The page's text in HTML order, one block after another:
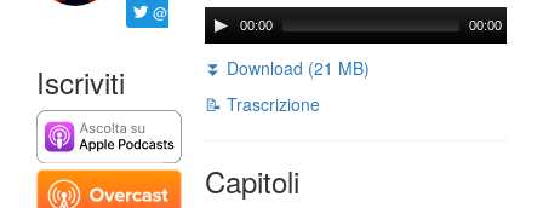
@ftrava
Iscriviti
00:00 00:00
⏬ Download (21 MB)
📝 Trascrizione
Capitoli